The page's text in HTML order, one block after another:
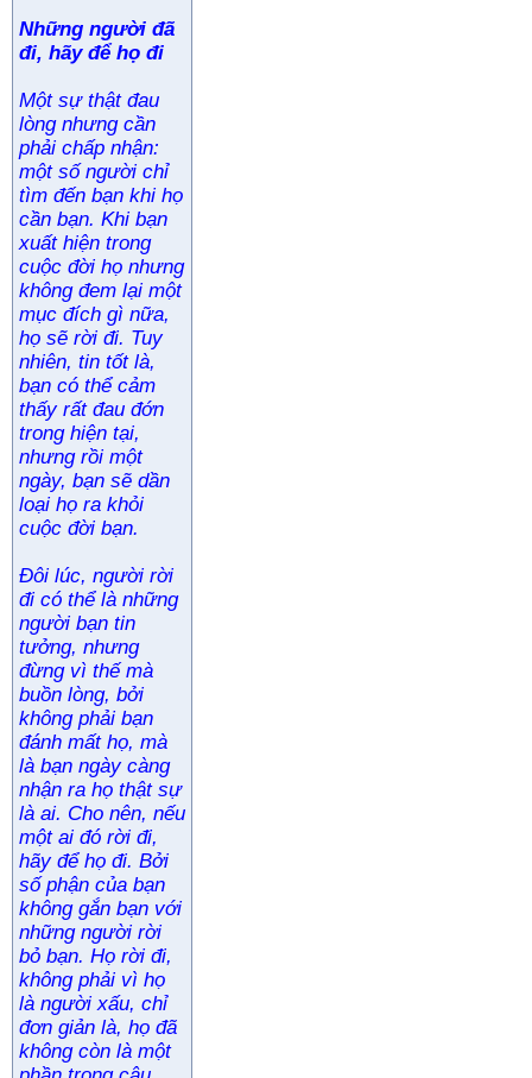
Những người đã
đi, hãy để họ đi
Một sự thật đau
lòng nhưng cần
phải chấp nhận:
một số người chỉ
tìm đến bạn khi họ
cần bạn. Khi bạn
xuất hiện trong
cuộc đời họ nhưng
không đem lại một
mục đích gì nữa,
họ sẽ rời đi. Tuy
nhiên, tin tốt là,
bạn có thể cảm
thấy rất đau đớn
trong hiện tại,
nhưng rồi một
ngày, bạn sẽ dần
loại họ ra khỏi
cuộc đời bạn.
Đôi lúc, người rời
đi có thể là những
người bạn tin
tưởng, nhưng
đừng vì thế mà
buồn lòng, bởi
không phải bạn
đánh mất họ, mà
là bạn ngày càng
nhận ra họ thật sự
là ai. Cho nên, nếu
một ai đó rời đi,
hãy để họ đi. Bởi
số phận của bạn
không gắn bạn với
những người rời
bỏ bạn. Họ rời đi,
không phải vì họ
là người xấu, chỉ
đơn giản là, họ đã
không còn là một